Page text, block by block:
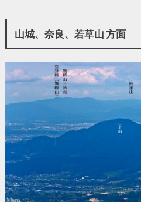
山城、奈良、若草山 方面